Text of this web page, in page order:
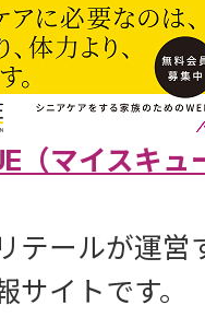
（マイスキュ
テールが運営
サイトです。